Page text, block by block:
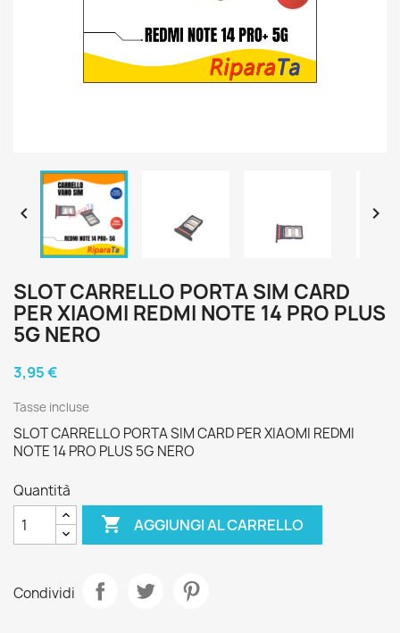
 
SLOT CARRELLO PORTA SIM CARD
PER XIAOMI REDMI NOTE 14 PRO PLUS
5G NERO
3,95 €
Tasse incluse
SLOT CARRELLO PORTA SIM CARD PER XIAOMI REDMI
NOTE 14 PRO PLUS 5G NERO
Quantità
 AGGIUNGI AL CARRELLO
Condividi